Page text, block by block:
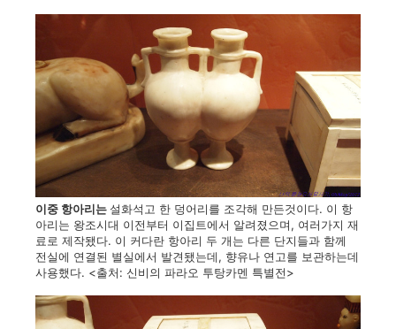
이중 항아리는설화석고 한 덩어리를 조각해 만든것이다. 이 항
아리는 왕조시대 이전부터 이집트에서 알려졌으며, 여러가지 재
료로 제작됐다. 이 커다란 항아리 두 개는 다른 단지들과 함께
전실에 연결된 별실에서 발견됐는데, 향유나 연고를 보관하는데
사용했다. <출처: 신비의 파라오 투탕카멘 특별전>